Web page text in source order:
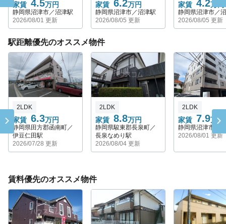
家賃 4.5万円
静岡県沼津市／沼津駅
2026/08/01 更新
家賃 6.2万円
静岡県沼津市／沼津駅
2026/08/05 更新
家賃 4.2万円
静岡県沼津市／
2026/08/05 更新
駅距離優先のオススメ物件
家賃 6.3万円
2LDK
静岡県田方郡函南町／
伊豆仁田駅
2026/07/28 更新
家賃 8.8万円
2LDK
静岡県駿東郡長泉町／
長泉なめり駅
2026/08/04 更新
家賃 7.9万円
2LDK
静岡県沼津市／
2026/08/01 更新
賃料優先のオススメ物件